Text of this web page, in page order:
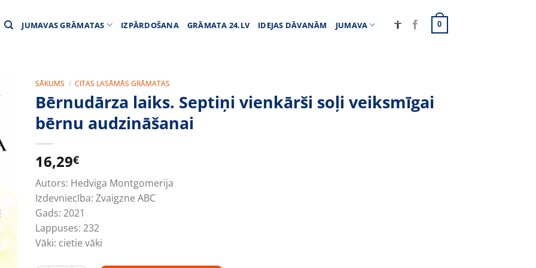
JUMAVAS GRĀMATAS IZPĀRDOŠANA GRĀMATA 24.LV IDEJAS DĀVANĀM JUMAVA 0
SĀKUMS / CITAS LASĀMĀS GRĀMATAS
Bērnudārza laiks. Septiņi vienkārši soļi veiksmīgai
bērnu audzināšanai
16,29€
Autors: Hedviga Montgomerija
Izdevniecība: Zvaigzne ABC
Gads: 2021
Lappuses: 232
Vāki: cietie vāki